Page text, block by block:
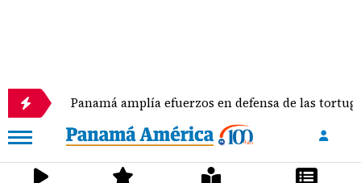
Panamá amplía efuerzos en defensa de las tortugas marinas